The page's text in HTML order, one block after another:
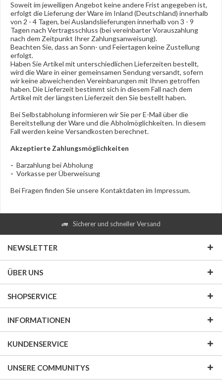
Soweit im jeweiligen Angebot keine andere Frist angegeben ist,
erfolgt die Lieferung der Ware im Inland (Deutschland) innerhalb
von 2 - 4 Tagen, bei Auslandslieferungen innerhalb von 3 - 9
Tagen nach Vertragsschluss (bei vereinbarter Vorauszahlung
nach dem Zeitpunkt Ihrer Zahlungsanweisung).
Beachten Sie, dass an Sonn- und Feiertagen keine Zustellung
erfolgt.
Haben Sie Artikel mit unterschiedlichen Lieferzeiten bestellt,
wird die Ware in einer gemeinsamen Sendung versandt, sofern
wir keine abweichenden Vereinbarungen mit Ihnen getroffen
haben.Die Lieferzeit bestimmt sich in diesem Fall nach dem
Artikel mit der längsten Lieferzeit den Sie bestellt haben.
Bei Selbstabholung informieren wir Sie per E-Mail über die
Bereitstellung der Ware und die Abholmöglichkeiten. In diesem
Fall werden keine Versandkosten berechnet.
Akzeptierte Zahlungsmöglichkeiten
- Barzahlung bei Abholung
- Vorkasse per Überweisung
Bei Fragen finden Sie unsere Kontaktdaten im Impressum.
Sicherer und schneller Versand
NEWSLETTER
ÜBER UNS
SHOPSERVICE
INFORMATIONEN
KUNDENSERVICE
UNSERE COMMUNITYS